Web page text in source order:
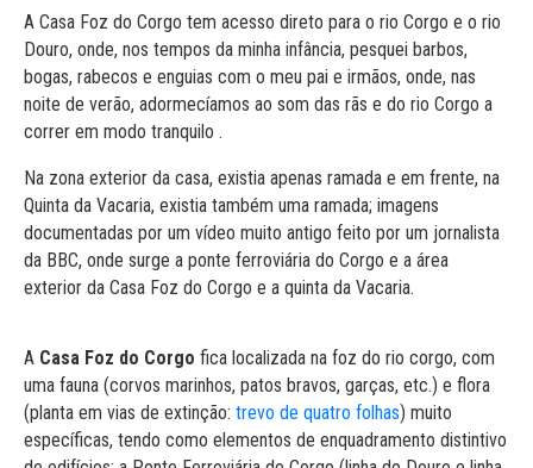
A Casa Foz do Corgo tem acesso direto para o rio Corgo e o rio
Douro, onde, nos tempos da minha infância, pesquei barbos,
bogas, rabecos e enguias com o meu pai e irmãos, onde, nas
noite de verão, adormecíamos ao som das rãs e do rio Corgo a
correr em modo tranquilo .
Na zona exterior da casa, existia apenas ramada e em frente, na
Quinta da Vacaria, existia também uma ramada; imagens
documentadas por um vídeo muito antigo feito por um jornalista
da BBC, onde surge a ponte ferroviária do Corgo e a área
exterior da Casa Foz do Corgo e a quinta da Vacaria.
A Casa Foz do Corgo fica localizada na foz do rio corgo, com
uma fauna (corvos marinhos, patos bravos, garças, etc.) e flora
(planta em vias de extinção: trevo de quatro folhas) muito
específicas, tendo como elementos de enquadramento distintivo